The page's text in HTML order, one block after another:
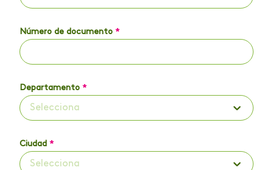
Número de documento *
Departamento *
Selecciona
Ciudad *
Selecciona